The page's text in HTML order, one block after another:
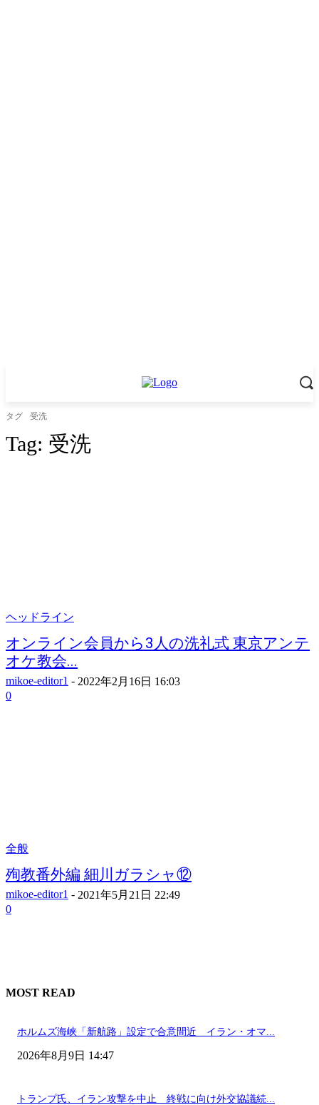
タグ 受洗
Tag: 受洗
ヘッドライン
オンライン会員から3人の洗礼式 東京アンテ
オケ教会...
mikoe-editor1 - 2022年2月16日 16:03
0
全般
殉教番外編 細川ガラシャ⑫
mikoe-editor1 - 2021年5月21日 22:49
0
MOST READ
ホルムズ海峡「新航路」設定で合意間近 イラン・オマ...
2026年8月9日 14:47
トランプ氏、イラン攻撃を中止 終戦に向け外交協議続...